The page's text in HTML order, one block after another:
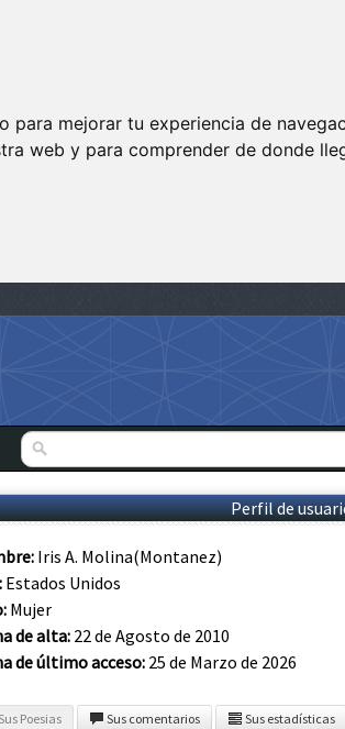
para mejorar tu experiencia de
web y para comprender de donde
Perfil de
Iris A. Molina(Montanez)
Estados Unidos
Mujer
de alta: 22 de Agosto de 2010
de último acceso: 25 de Marzo de 2026
Sus Poesias Sus comentarios Sus estadísticas